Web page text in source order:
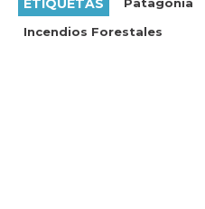
ETIQUETAS
Incendios Forestales